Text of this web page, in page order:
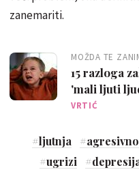
zanemariti.
MOŽDA TE
15 razloga
'mali ljuti
VRTIĆ
#ljutnja #
#ugrizi #